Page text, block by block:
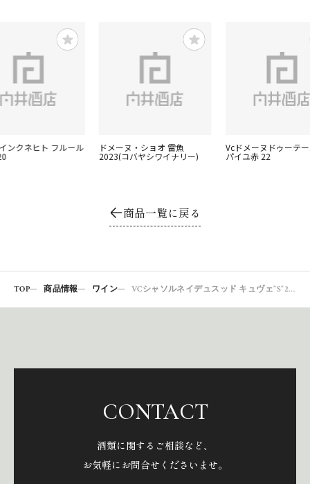
ンクネヒト フルール ドメーヌ・ショオ 雷魚
2023(コバヤシワイナリー)
Vcドメーヌドゥーテ
パイユ赤 22
商品一覧に戻る
TOP 商品情報 ワイン VCシャソルネイデュスッド キュヴェ”S”2014
CONTACT
酒類に関するご相談など、
お気軽にお問合せくださいませ。